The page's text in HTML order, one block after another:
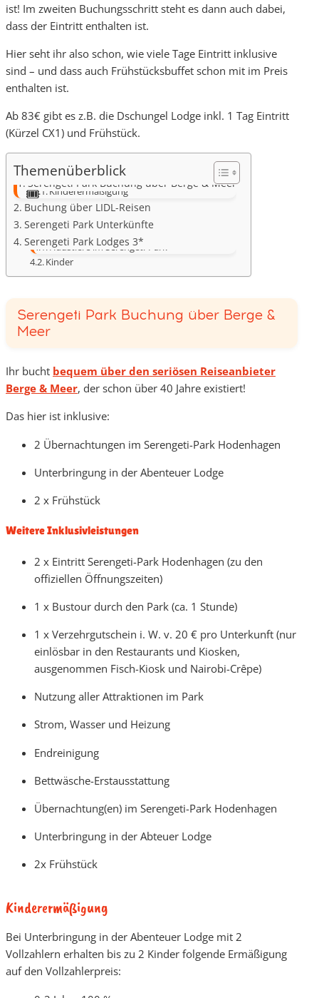
ist! Im zweiten Buchungsschritt steht es dann auch dabei,
dass der Eintritt enthalten ist.
Hier seht ihr also schon, wie viele Tage Eintritt inklusive
sind – und dass auch Frühstücksbuffet schon mit im Preis
enthalten ist.
Ab 83€ gibt es z.B. die Dschungel Lodge inkl. 1 Tag Eintritt
(Kürzel CX1) und Frühstück.
Themenüberblick
Serengeti Park Buchung über Berge & Meer
Weitere Inklusivleistungen
Kinderermäßigung
Buchung über LIDL-Reisen
Serengeti Park Unterkünfte
Serengeti Park Lodges 3*
Haustiere im Serengeti-Park
Kinder
Serengeti Park Buchung über Berge &
Meer
Ihr bucht bequem über den seriösen Reiseanbieter
Berge & Meer, der schon über 40 Jahre existiert!
Das hier ist inklusive:
2 Übernachtungen im Serengeti-Park Hodenhagen
Unterbringung in der Abenteuer Lodge
2 x Frühstück
Weitere Inklusivleistungen
2 x Eintritt Serengeti-Park Hodenhagen (zu den
offiziellen Öffnungszeiten)
1 x Bustour durch den Park (ca. 1 Stunde)
1 x Verzehrgutschein i. W. v. 20 € pro Unterkunft (nur
einlösbar in den Restaurants und Kiosken,
ausgenommen Fisch-Kiosk und Nairobi-Crêpe)
Nutzung aller Attraktionen im Park
Strom, Wasser und Heizung
Endreinigung
Bettwäsche-Erstausstattung
Übernachtung(en) im Serengeti-Park Hodenhagen
Unterbringung in der Abteuer Lodge
2x Frühstück
Kinderermäßigung
Bei Unterbringung in der Abenteuer Lodge mit 2
Vollzahlern erhalten bis zu 2 Kinder folgende Ermäßigung
auf den Vollzahlerpreis: